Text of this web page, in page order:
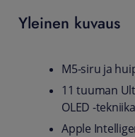
Yleinen kuvaus
M5-siru ja
11 tuuman
OLED -
Apple